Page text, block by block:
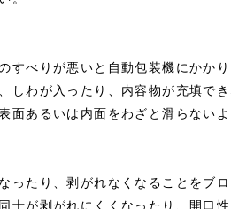
べりが悪いと自動包装機にかか
わが入ったり、内容物が充填で
あるいは内面をわざと滑らないよ
たり、剥がれなくなることをブ
が剥がれにくくなったり、開口